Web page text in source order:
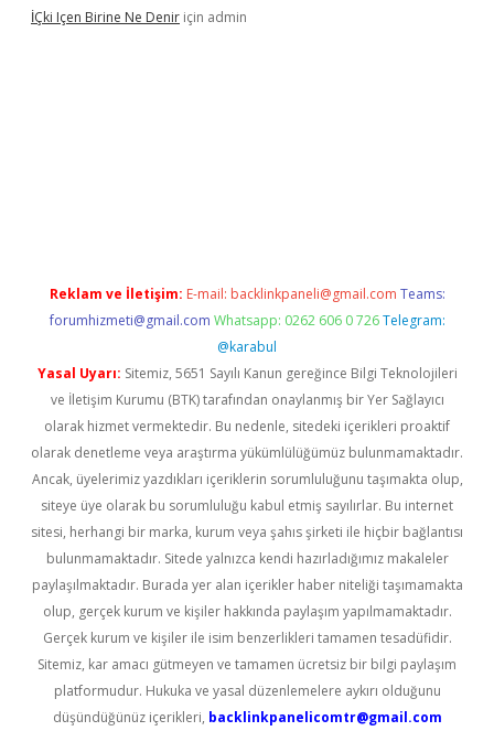
İÇki Içen Birine Ne Denir için admin
Reklam ve İletişim: E-mail: backlinkpaneli@gmail.com Teams:
forumhizmeti@gmail.com Whatsapp: 0262 606 0 726 Telegram:
@karabul
Yasal Uyarı: Sitemiz, 5651 Sayılı Kanun gereğince Bilgi Teknolojileri
ve İletişim Kurumu (BTK) tarafından onaylanmış bir Yer Sağlayıcı
olarak hizmet vermektedir. Bu nedenle, sitedeki içerikleri proaktif
olarak denetleme veya araştırma yükümlülüğümüz bulunmamaktadır.
Ancak, üyelerimiz yazdıkları içeriklerin sorumluluğunu taşımakta olup,
siteye üye olarak bu sorumluluğu kabul etmiş sayılırlar. Bu internet
sitesi, herhangi bir marka, kurum veya şahıs şirketi ile hiçbir bağlantısı
bulunmamaktadır. Sitede yalnızca kendi hazırladığımız makaleler
paylaşılmaktadır. Burada yer alan içerikler haber niteliği taşımamakta
olup, gerçek kurum ve kişiler hakkında paylaşım yapılmamaktadır.
Gerçek kurum ve kişiler ile isim benzerlikleri tamamen tesadüfidir.
Sitemiz, kar amacı gütmeyen ve tamamen ücretsiz bir bilgi paylaşım
platformudur. Hukuka ve yasal düzenlemelere aykırı olduğunu
düşündüğünüz içerikleri, backlinkpanelicomtr@gmail.com